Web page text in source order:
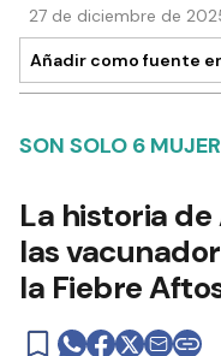
27 de diciembre de
Añadir como fuente
SON SOLO 6
La historia de
las
la Fiebre